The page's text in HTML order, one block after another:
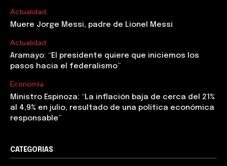
Actualidad
Muere Jorge Messi, padre de Lionel Messi
Actualidad
Aramayo: “El presidente quiere que iniciemos los
pasos hacia el federalismo”
Economía
Ministro Espinoza: “La inflación baja de cerca del 21%
al 4,9% en julio, resultado de una política económica
responsable”
CATEGORIAS